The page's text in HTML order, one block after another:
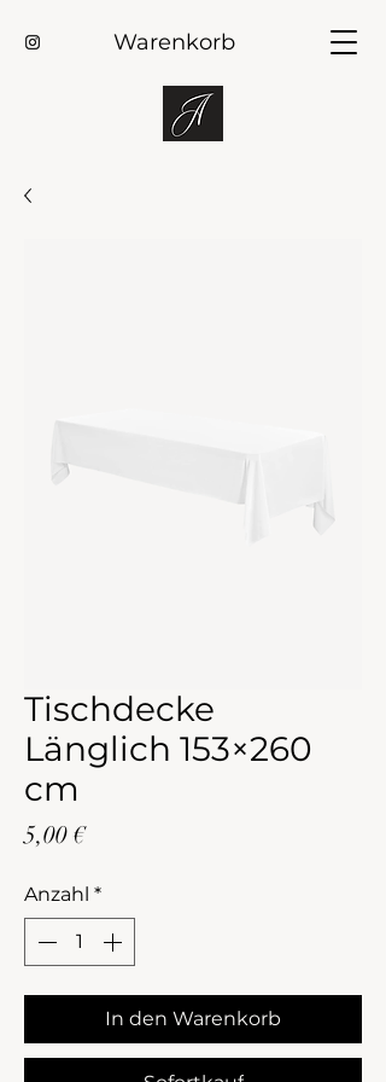
Warenkorb
Tischdecke
Länglich 153×260
cm
5,00 €Preis
Anzahl *
In den Warenkorb